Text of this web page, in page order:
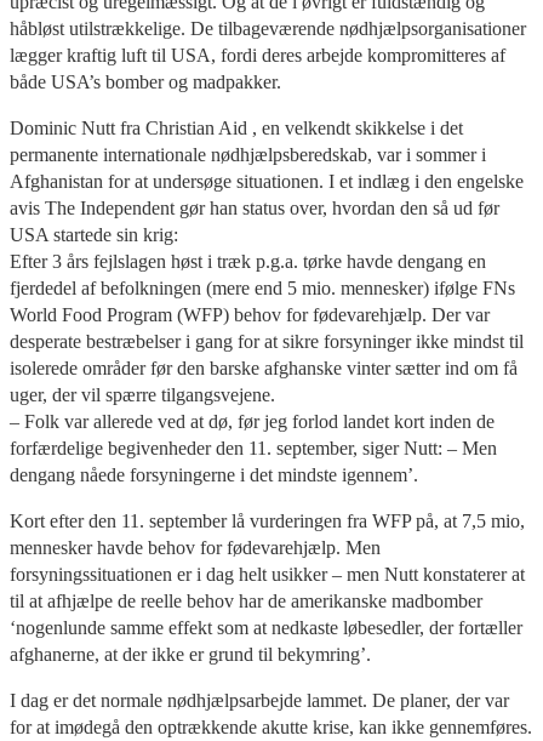
håbløst utilstrækkelige. De tilbageværende nødhjælpsorganisationer
lægger kraftig luft til USA, fordi deres arbejde kompromitteres af
både USA’s bomber og madpakker.
Dominic Nutt fra Christian Aid , en velkendt skikkelse i det
permanente internationale nødhjælpsberedskab, var i sommer i
Afghanistan for at undersøge situationen. I et indlæg i den engelske
avis The Independent gør han status over, hvordan den så ud før
USA startede sin krig:
Efter 3 års fejlslagen høst i træk p.g.a. tørke havde dengang en
fjerdedel af befolkningen (mere end 5 mio. mennesker) ifølge FNs
World Food Program (WFP) behov for fødevarehjælp. Der var
desperate bestræbelser i gang for at sikre forsyninger ikke mindst til
isolerede områder før den barske afghanske vinter sætter ind om få
uger, der vil spærre tilgangsvejene.
– Folk var allerede ved at dø, før jeg forlod landet kort inden de
forfærdelige begivenheder den 11. september, siger Nutt: – Men
dengang nåede forsyningerne i det mindste igennem’.
Kort efter den 11. september lå vurderingen fra WFP på, at 7,5 mio,
mennesker havde behov for fødevarehjælp. Men
forsyningssituationen er i dag helt usikker – men Nutt konstaterer at
til at afhjælpe de reelle behov har de amerikanske madbomber
‘nogenlunde samme effekt som at nedkaste løbesedler, der fortæller
afghanerne, at der ikke er grund til bekymring’.
I dag er det normale nødhjælpsarbejde lammet. De planer, der var
for at imødegå den optrækkende akutte krise, kan ikke gennemføres.